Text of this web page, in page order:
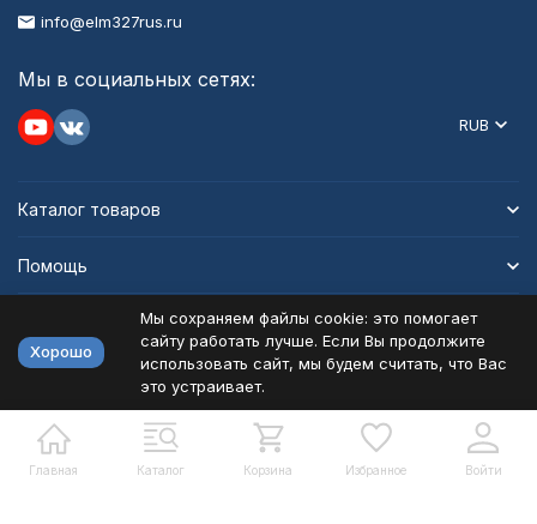
Главная Каталог Корзина Избранное Войти
info@elm327rus.ru
Мы в социальных сетях:
RUB
Каталог товаров
Помощь
Политика персональных данных
Разработано в bodysite.ru
Хорошо
Мы сохраняем файлы cookie: это помогает
сайту работать лучше. Если Вы продолжите
использовать сайт, мы будем считать, что Вас
это устраивает.